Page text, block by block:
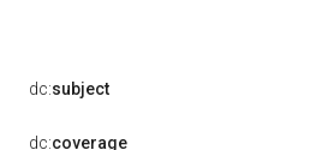
dc:subject
dc:coverage